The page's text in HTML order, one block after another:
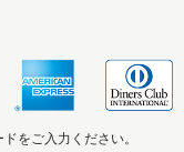
をご入力ください。